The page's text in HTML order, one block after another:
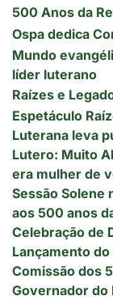
500 Anos da
Ospa dedica
Mundo
líder luterano
Raízes e
Espetáculo
Luterana leva
Lutero: Muito
era mulher de
Sessão Solene
aos 500 anos
Celebração de
Lançamento
Comissão dos
Governador do